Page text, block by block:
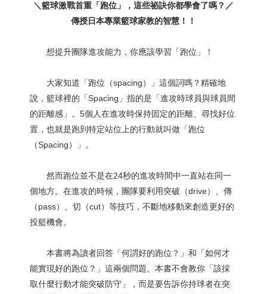
＼籃球激戰首重「跑位」，這些祕訣你都學會了嗎？／
傳授日本專業籃球家教的智慧！！
想提升團隊進攻能力，你應該學習「跑位」！
大家知道「跑位（spacing）」這個詞嗎？精確地
說，籃球裡的「Spacing」指的是「進攻時球員與球員間
的距離感」。5個人在進攻時保持固定的距離、尋找好位
置，也就是跑到特定站位上的行動就叫做「跑位
（Spacing）」。
然而跑位並不是在24秒的進攻時間中一直站在同一
個地方。在進攻的時候，團隊要利用突破（drive）、傳
（pass）、切（cut）等技巧，不斷地移動來創造更好的
投籃機會。
本書將為讀者回答「何謂好的跑位？」和「如何才
能實現好的跑位？」這兩個問題。本書不會教你「該採
取什麼行動才能突破防守」，而是要告訴你持球者在突